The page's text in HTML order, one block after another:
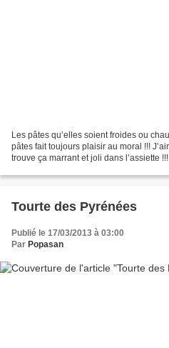
Les pâtes qu’elles soient froides ou
pâtes fait toujours plaisir au moral !!!
trouve ça marrant et joli dans l’assiette
Tourte des Pyrénées
Publié le 17/03/2013 à 03:00
Par Popasan